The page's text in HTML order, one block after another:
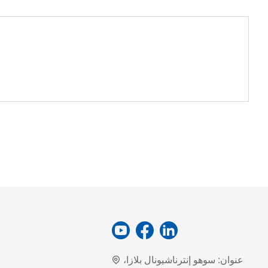
عنوان: سوهو إنترناشيونال بلازا،